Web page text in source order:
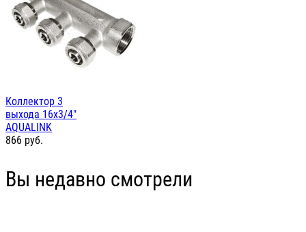
Коллектор 3
выхода 16х3/4"
AQUALINK
866 руб.
Вы недавно смотрели